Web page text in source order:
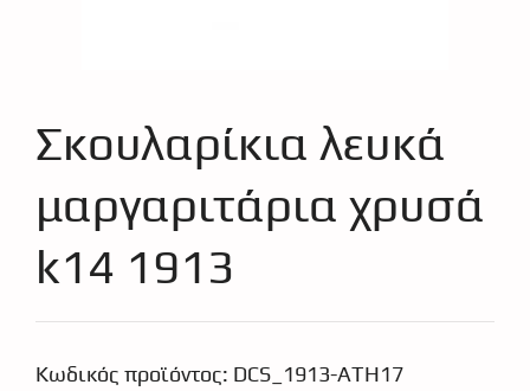
Σκουλαρίκια λευκά
μαργαριτάρια χρυσά
k14 1913
Κωδικός προϊόντος: DCS_1913-ATH17